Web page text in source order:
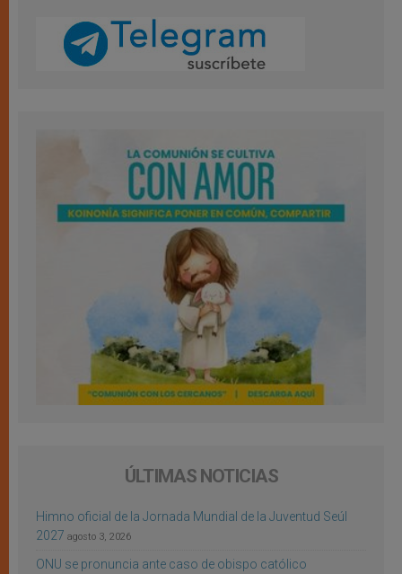
ÚLTIMAS NOTICIAS
Himno oficial de la Jornada Mundial de la Juventud Seúl
2027 agosto 3, 2026
ONU se pronuncia ante caso de obispo católico